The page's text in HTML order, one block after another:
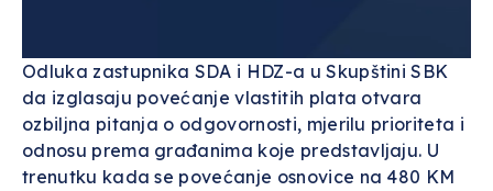
Odluka zastupnika SDA i HDZ-a u Skupštini SBK
da izglasaju povećanje vlastitih plata otvara
ozbiljna pitanja o odgovornosti, mjerilu prioriteta i
odnosu prema građanima koje predstavljaju. U
trenutku kada se povećanje osnovice na 480 KM